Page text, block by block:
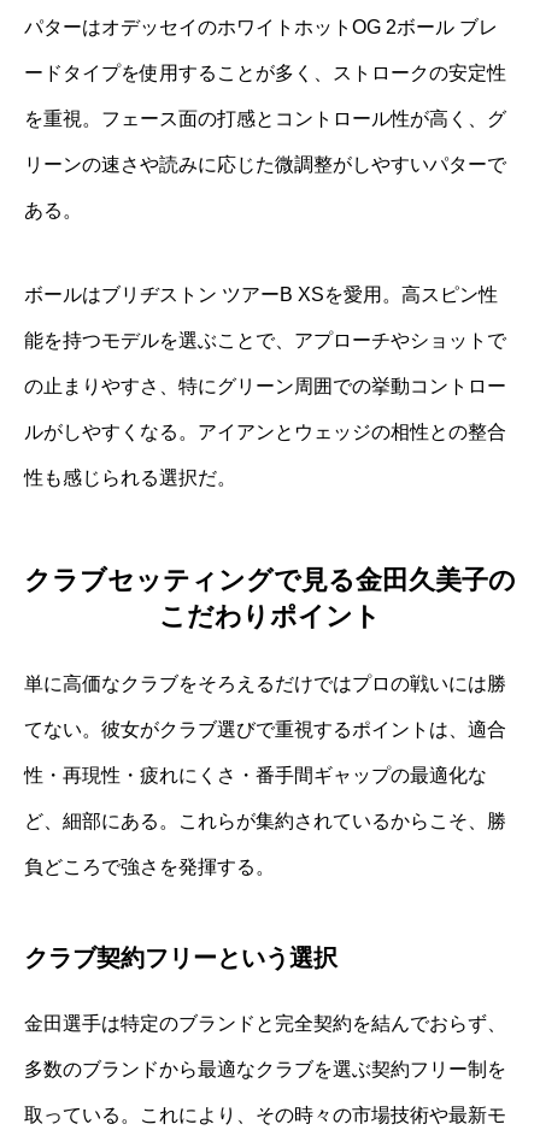
パターはオデッセイのホワイトホットOG 2ボール ブレ
ードタイプを使用することが多く、ストロークの安定性
を重視。フェース面の打感とコントロール性が高く、グ
リーンの速さや読みに応じた微調整がしやすいパターで
ある。
ボールはブリヂストン ツアーB XSを愛用。高スピン性
能を持つモデルを選ぶことで、アプローチやショットで
の止まりやすさ、特にグリーン周囲での挙動コントロー
ルがしやすくなる。アイアンとウェッジの相性との整合
性も感じられる選択だ。
クラブセッティングで見る金田久美子の
こだわりポイント
単に高価なクラブをそろえるだけではプロの戦いには勝
てない。彼女がクラブ選びで重視するポイントは、適合
性・再現性・疲れにくさ・番手間ギャップの最適化な
ど、細部にある。これらが集約されているからこそ、勝
負どころで強さを発揮する。
クラブ契約フリーという選択
金田選手は特定のブランドと完全契約を結んでおらず、
多数のブランドから最適なクラブを選ぶ契約フリー制を
取っている。これにより、その時々の市場技術や最新モ